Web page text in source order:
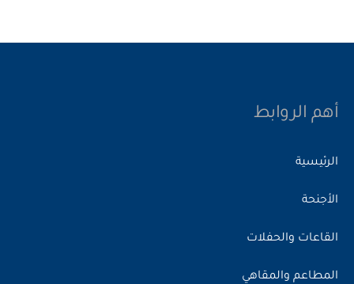
أهم الروابط
الرئيسية
الأجنحة
القاعات والحفلات
المطاعم والمقاهي